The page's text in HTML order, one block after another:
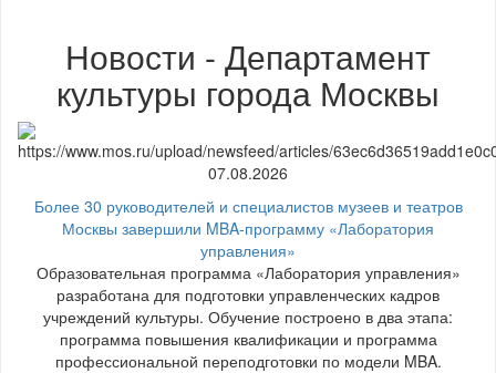
Новости - Департамент
культуры города Москвы
07.08.2026
Более 30 руководителей и специалистов музеев и театров
Москвы завершили MBA-программу «Лаборатория
управления»
Образовательная программа «Лаборатория управления»
разработана для подготовки управленческих кадров
учреждений культуры. Обучение построено в два этапа:
программа повышения квалификации и программа
профессиональной переподготовки по модели MBA.